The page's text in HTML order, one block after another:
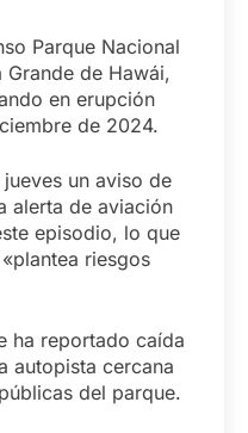
Parque Nacional
Grande de Hawái,
en erupción
de 2024.
un aviso de
alerta de aviación
episodio, lo que
riesgos
ha reportado caída
autopista cercana
del parque.